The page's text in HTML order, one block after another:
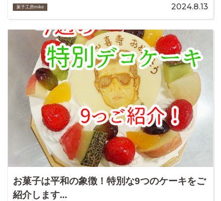
菓子工房mike 2024.8.13
お菓子は平和の象徴！特別な9つのケーキをご
紹介します...